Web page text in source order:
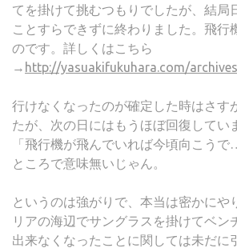
てを掛けて挑むつもりでしたが、結局
ことすらできずに終わりました。飛行
のです。詳しくはこちら
→ http://yasuakifukuhara.com/
行けなくなったのが確定した時はさす
たが、次の日にはもうほぼ回復してい
「飛行機が飛んでいれば今頃向こう
ところで意味無いじゃん。
というのは強がりで、本当は密かにや
リアの海辺でサングラスを掛けてベン
出来なくなったことに関しては未だに